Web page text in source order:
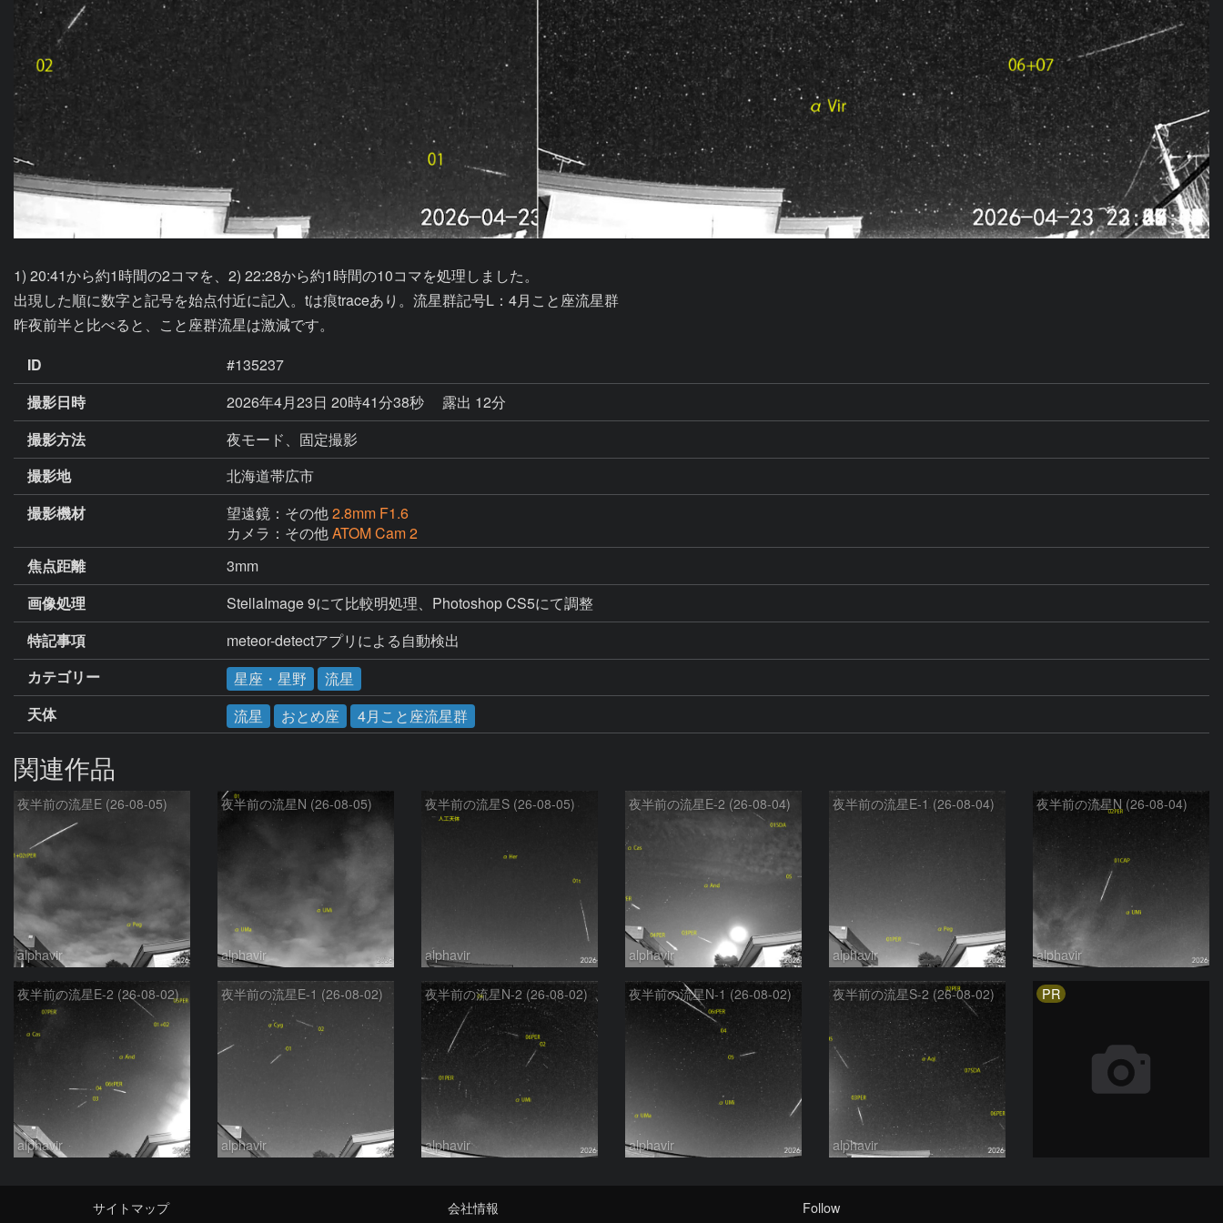
1) 20:41から約1時間の2コマを、2) 22:28から約1時間の10コマを処理しました。
出現した順に数字と記号を始点付近に記入。tは痕traceあり。流星群記号L：4月こと座流星群
昨夜前半と比べると、こと座群流星は激減です。
ID
#135237
撮影日時
2026年4月23日 20時41分38秒
露出 12分
撮影方法
夜モード、固定撮影
撮影地
北海道帯広市
撮影機材
望遠鏡：その他2.8mm F1.6
カメラ：その他ATOM Cam 2
焦点距離
3mm
画像処理
StellaImage 9にて比較明処理、Photoshop CS5にて調整
特記事項
meteor-detectアプリによる自動検出
カテゴリー
星座・星野
流星
天体
流星 おとめ座 4月こと座流星群
関連作品
夜半前の流星E (26-08-05)
alphavir
夜半前の流星N (26-08-05)
alphavir
夜半前の流星S (26-08-05)
alphavir
夜半前の流星E-2 (26-08-04)
alphavir
夜半前の流星E-1 (26-08-04)
alphavir
夜半前の流星N (26-08-04)
alphavir
夜半前の流星E-2 (26-08-02)
alphavir
夜半前の流星E-1 (26-08-02)
alphavir
夜半前の流星N-2 (26-08-02)
alphavir
夜半前の流星N-1 (26-08-02)
alphavir
夜半前の流星S-2 (26-08-02)
alphavir
PR
サイトマップ
会社情報
Follow